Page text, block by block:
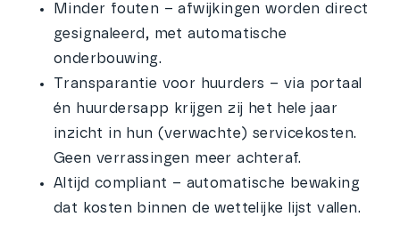
Minder fouten – afwijkingen worden direct
gesignaleerd, met automatische
onderbouwing.
Transparantie voor huurders – via portaal
én huurdersapp krijgen zij het hele jaar
inzicht in hun (verwachte) servicekosten.
Geen verrassingen meer achteraf.
Altijd compliant – automatische bewaking
dat kosten binnen de wettelijke lijst vallen.